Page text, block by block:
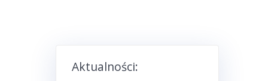
Aktualności: